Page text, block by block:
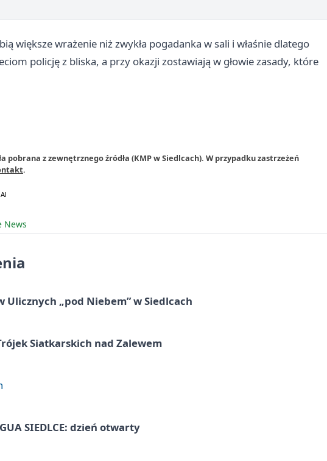
większe wrażenie niż zwykła pogadanka w sali i właśnie dlatego
policję z bliska, a przy okazji zostawiają w głowie zasady, które
z zewnętrznego źródła (KMP w Siedlcach). W przypadku zastrzeżeń
.
News
Ulicznych „pod Niebem” w Siedlcach
Siatkarskich nad Zalewem
SIEDLCE: dzień otwarty